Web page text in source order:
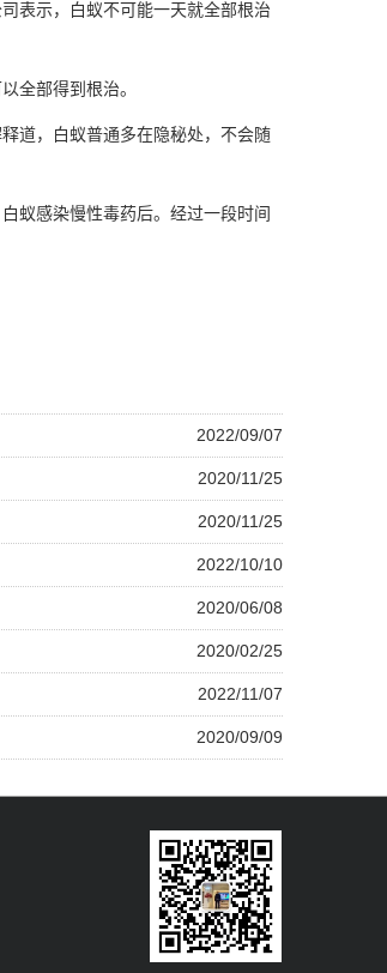
表示，白蚁不可能一天就全部根治
全部得到根治。
道，白蚁普通多在隐秘处，不会随
白蚁感染慢性毒药后。经过一段时间
2022/09/07
2020/11/25
2020/11/25
2022/10/10
2020/06/08
2020/02/25
2022/11/07
2020/09/09